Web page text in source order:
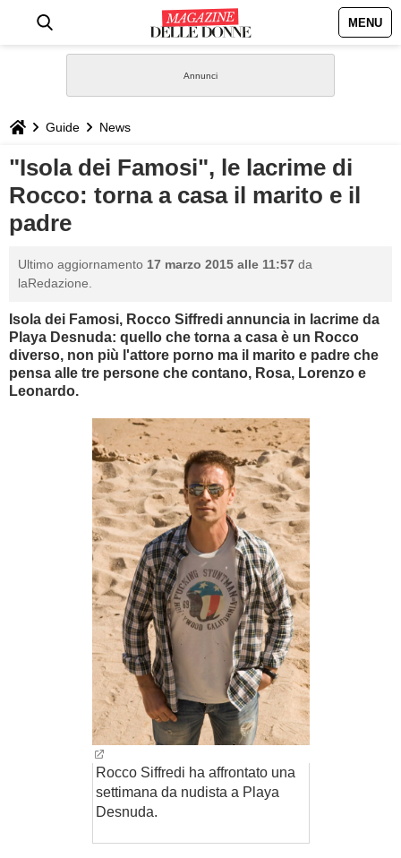
MENU
STILE
BIOGRAFIE
CAPELLI
SESSO
Guide News
"Isola dei Famosi", le lacrime di
Rocco: torna a casa il marito e il
padre
Ultimo aggiornamento 17 marzo 2015 alle 11:57 da
laRedazione.
Isola dei Famosi, Rocco Siffredi annuncia in lacrime da
Playa Desnuda: quello che torna a casa è un Rocco
diverso, non più l'attore porno ma il marito e padre che
pensa alle tre persone che contano, Rosa, Lorenzo e
Leonardo.
Rocco Siffredi ha affrontato una
settimana da nudista a Playa
Desnuda.